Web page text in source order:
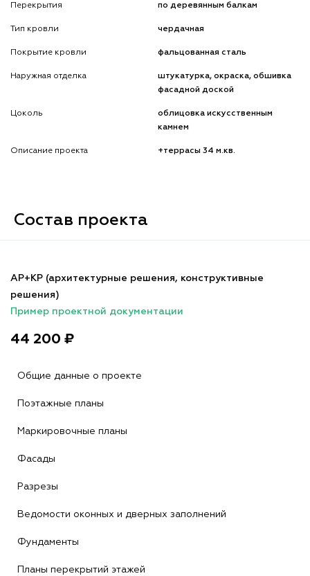
Перекрытия по деревянным балкам
Тип кровли чердачная
Покрытие кровли фальцованная сталь
Наружная отделка
штукатурка, окраска, обшивка
фасадной доской
Цоколь
облицовка искусственным
камнем
Описание проекта +террасы 34 м.кв.
Состав проекта
АР+КР (архитектурные решения, конструктивные
решения)
Пример проектной документации
44 200 ₽
Общие данные о проекте
Поэтажные планы
Маркировочные планы
Фасады
Разрезы
Ведомости оконных и дверных заполнений
Фундаменты
Планы перекрытий этажей